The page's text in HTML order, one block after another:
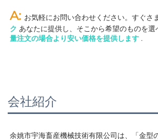
A: お気軽にお問い合わせください。すぐさ
ク あなたに提供し、そこから希望のものを選
量注文の場合より安い価格を提供します .
会社紹介
余姚市宇海畜産機械技術有限公司は、「金型